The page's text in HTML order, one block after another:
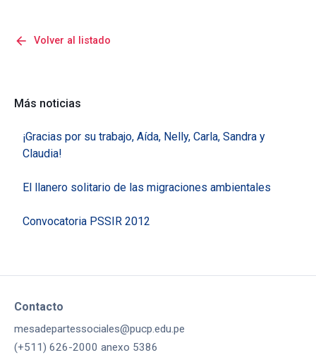
arrow_back Volver al listado
Más noticias
¡Gracias por su trabajo, Aída, Nelly, Carla, Sandra y
Claudia!
El llanero solitario de las migraciones ambientales
Convocatoria PSSIR 2012
Contacto
mesadepartessociales@pucp.edu.pe
(+511) 626-2000 anexo 5386